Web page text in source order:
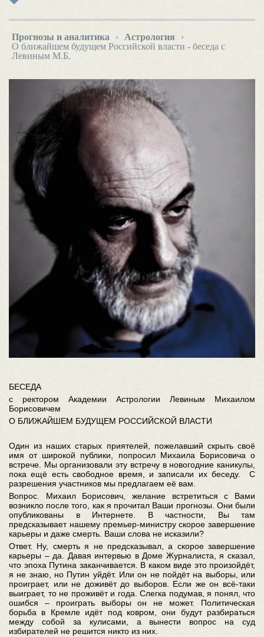
Прогнозы и аналитика › Астрология
›
О ближайшем будущем Российской власти - беседа с
Левиным М.Б.
БЕСЕДА
с ректором Академии Астрологии Левиным Михаилом
Борисовичем
О БЛИЖАЙШЕМ БУДУЩЕМ РОССИЙСКОЙ ВЛАСТИ
Один из наших старых приятелей, пожелавший скрыть своё
имя от широкой публики, попросил Михаила Борисовича о
встрече. Мы организовали эту встречу в новогодние каникулы,
пока ещё есть свободное время, и записали их беседу. С
разрешения участников мы предлагаем её вам.
Вопрос. Михаил Борисович, желание встретиться с Вами
возникло после того, как я прочитал Ваши прогнозы. Они были
опубликованы в Интернете. В частности, Вы там
предсказывает нашему премьер-министру скорое завершение
карьеры и даже смерть. Ваши слова не исказили?
Ответ. Ну, смерть я не предсказывал, а скорое завершение
карьеры – да. Давая интервью в Доме Журналиста, я сказал,
что эпоха Путина заканчивается. В каком виде это произойдёт,
я не знаю, но Путин уйдёт. Или он не пойдёт на выборы, или
проиграет, или не доживёт до выборов. Если же он всё-таки
выиграет, то не проживёт и года. Слегка подумав, я понял, что
ошибся – проиграть выборы он не может. Политическая
борьба в Кремле идёт под ковром, они будут разбираться
между собой за кулисами, а вынести вопрос на суд
избирателей не решится никто из них.